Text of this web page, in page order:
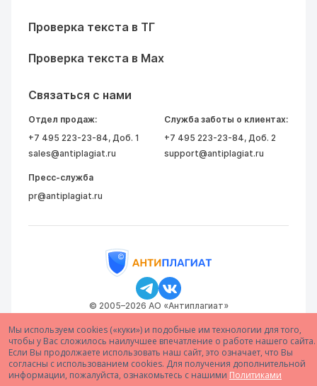
Мы используем cookies («куки») и подобные им технологии для того,
чтобы у Вас сложилось наилучшее впечатление о работе нашего сайта.
Если Вы продолжаете использовать наш сайт, это означает, что Вы
согласны с использованием cookies. Для получения дополнительной
информации, пожалуйста, ознакомьтесь с нашими Политиками
Проверка текста в ТГ
Проверка текста в Max
Связаться с нами
Отдел продаж:
+7 495 223-23-84, Доб. 1
sales@antiplagiat.ru
Служба заботы о клиентах:
+7 495 223-23-84, Доб. 2
support@antiplagiat.ru
Пресс-служба
pr@antiplagiat.ru
© 2005–2026 АО «Антиплагиат»